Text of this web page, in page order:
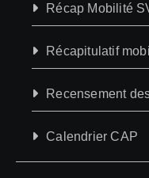
Récap Mobilité
Récapitulatif
Recensement
Calendrier CAP